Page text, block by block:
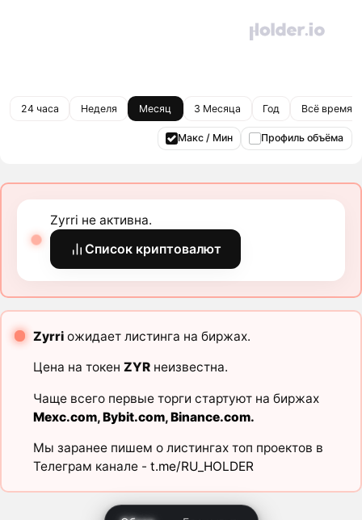
24 часа Неделя Месяц 3 Месяца Год Всё время
Макс / Мин Профиль объёма
Zyrri не активна.
Список криптовалют
Zyrriожидает листинга на биржах.
Цена на токен ZYRнеизвестна.
Чаще всего первые торги стартуют на биржах
Mexc.com,Bybit.com,Binance.com.
Мы заранее пишем о листингах топ проектов в
Телеграм канале - t.me/RU_HOLDER